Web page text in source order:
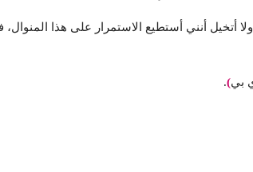
أتخيل أنني أستطيع الاستمرار على هذا
بي)
.